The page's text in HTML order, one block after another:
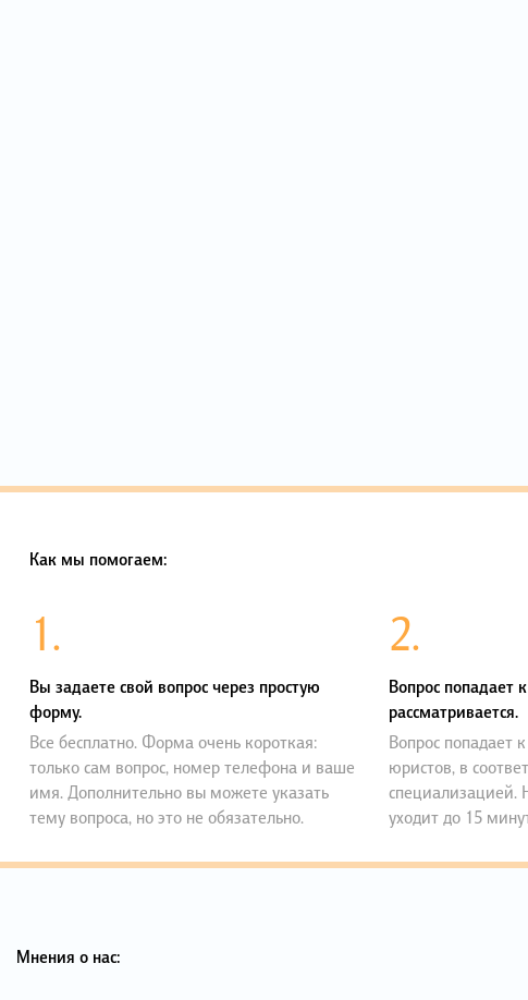
Как мы помогаем:
1.
Вы задаете свой вопрос через простую
форму.
Все бесплатно. Форма очень короткая:
только сам вопрос, номер телефона и ваше
имя. Дополнительно вы можете указать
тему вопроса, но это не обязательно.
2.
Вопрос попадает
рассматривается.
Вопрос попадает
юристов, в
специализацией.
уходит до 15
Мнения о нас: